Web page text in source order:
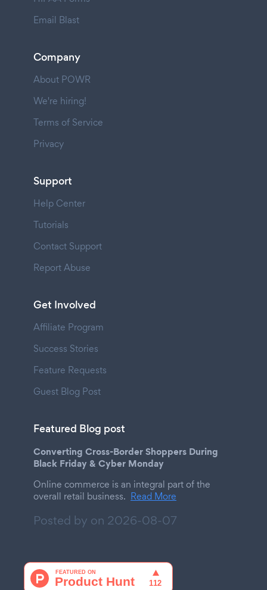
Email Blast
Company
About POWR
We're hiring!
Terms of Service
Privacy
Support
Help Center
Tutorials
Contact Support
Report Abuse
Get Involved
Affiliate Program
Success Stories
Feature Requests
Guest Blog Post
Featured Blog post
Converting Cross-Border Shoppers During
Black Friday & Cyber Monday
Online commerce is an integral part of the
overall retail business. Read More
Posted by on 2026-08-07